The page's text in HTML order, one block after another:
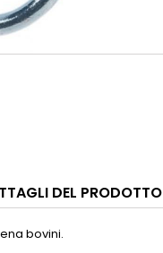
DEL PRODOTTO
bovini.